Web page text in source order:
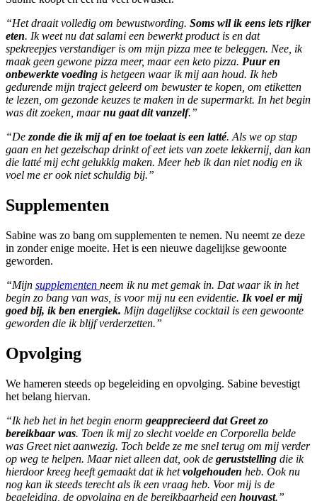
“Het draait volledig om bewustwording. Soms wil ik eens iets rijker
eten. Ik weet nu dat salami een bewerkt product is en dat
spekreepjes verstandiger is om mijn pizza mee te beleggen. Nee, ik
maak geen gewone pizza meer, maar een keto pizza. Puur en
onbewerkte voeding is hetgeen waar ik mij aan houd. Ik heb
gedurende mijn traject geleerd om bewuster te kopen, om etiketten
te lezen, om gezonde keuzes te maken in de supermarkt. In het begin
was dit zoeken, maarnu gaat dit vanzelf.”
“De zonde die ik mij af en toe toelaat is een latté. Als we op stap
gaan en het gezelschap drinkt of eet iets van zoete lekkernij, dan kan
die latté mij echt gelukkig maken. Meer heb ik dan niet nodig en ik
voel me er ook niet schuldig bij.”
Supplementen
Sabine was zo bang om supplementen te nemen. Nu neemt ze deze
in zonder enige moeite. Het is een nieuwe dagelijkse gewoonte
geworden.
“Mijn supplementen neem ik nu met gemak in. Dat waar ik in het
begin zo bang van was, is voor mij nu een evidentie. Ik voel er mij
goed bij, ik ben energiek. Mijn dagelijkse cocktail is een gewoonte
geworden die ik blijf verderzetten.”
Opvolging
We hameren steeds op begeleiding en opvolging. Sabine bevestigt
het belang hiervan.
“Ik heb het in het begin enorm geapprecieerd dat Greet zo
bereikbaar was. Toen ik mij zo slecht voelde en Corporella belde
was Greet niet aanwezig. Toch belde ze me snel terug om mij verder
op weg te helpen. Maar niet alleen dat, ook de geruststelling die ik
hierdoor kreeg heeft gemaakt dat ik hetvolgehouden heb. Ook nu
nog kan ik steeds terecht als ik een vraag heb. Voor mij is de
begeleiding, de opvolging en de bereikbaarheid een houvast.”